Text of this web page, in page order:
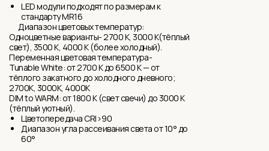
LED модули подходят по размерам к
стандарту MR16
Диапазон цветовых температур:
Одноцветные варианты- 2700 K, 3000 K(тёплый
свет), 3500 K, 4000 K (более холодный).
Переменная цветовая температура-
Tunable White: от 2700 K до 6500 K — от
тёплого закатного до холодного дневного;
2700K, 3000K, 4000K
DIM to WARM: от 1800 K (свет свечи) до 3000 K
(тёплый уютный).
Цветопередача CRI>90
Диапазон угла рассеивания света от 10° до
60°